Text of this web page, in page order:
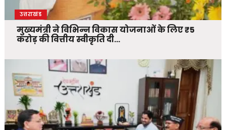
उत्तराखंड
मुख्यमंत्री ने विभिन्न विकास योजनाओं के लिए ₹5
करोड़ की वित्तीय स्वीकृति दी…